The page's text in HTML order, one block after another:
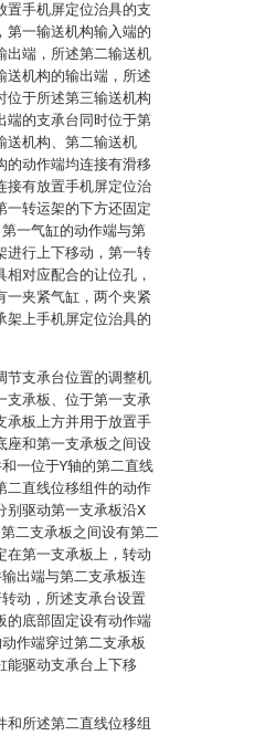
置手机屏定位治具的支
第一输送机构输入端的
出端，所述第二输送机
送机构的输出端，所述
位于所述第三输送机构
端的支承台同时位于第
送机构、第二输送机
的动作端均连接有滑移
接有放置手机屏定位治
一转运架的下方还固定
一气缸的动作端与第
进行上下移动，第一转
对应配合的让位孔，
一夹紧气缸，两个夹紧
架上手机屏定位治具的
节支承台位置的调整机
支承板、位于第一支承
承板上方并用于放置手
座和第一支承板之间设
一位于Y轴的第二直线
二直线位移组件的动作
别驱动第一支承板沿X
二支承板之间设有第二
在第一支承板上，转动
出端与第二支承板连
动，所述支承台设置
的底部固定设有动作端
作端穿过第二支承板
能驱动支承台上下移
和所述第二直线位移组